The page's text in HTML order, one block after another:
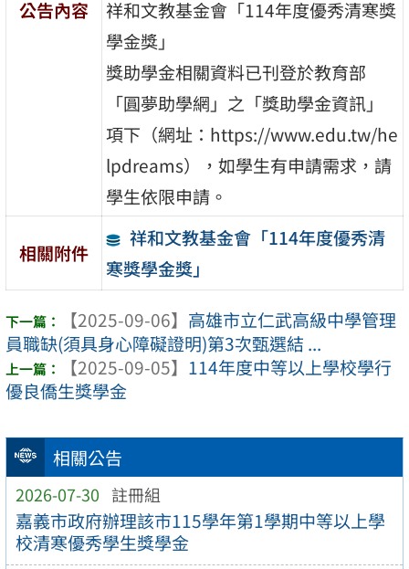
相關公告
2026-07-30 註冊組
嘉義市政府辦理該市115學年第1學期中等以上學
校清寒優秀學生獎學金
公告內容
祥和文教基金會「114年度優秀清寒獎
學金獎」
獎助學金相關資料已刊登於教育部
「圓夢助學網」之「獎助學金資訊」
項下（網址：https://www.edu.tw/he
lpdreams），如學生有申請需求，請
學生依限申請。
相關附件
祥和文教基金會「114年度優秀清
寒獎學金獎」
【2025-09-06】 高雄市立仁武高級中學管理
員職缺(須具身心障礙證明)第3次甄選結 ...
【2025-09-05】 114年度中等以上學校學行
優良僑生獎學金